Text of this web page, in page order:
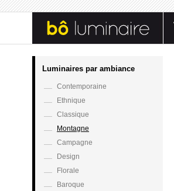
Luminaires par ambiance
Contemporaine
Ethnique
Classique
Montagne
Campagne
Design
Florale
Baroque